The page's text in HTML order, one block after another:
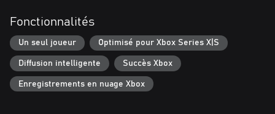
Fonctionnalités
Un seul joueur Optimisé pour Xbox Series X|S
Diffusion intelligente Succès Xbox
Enregistrements en nuage Xbox